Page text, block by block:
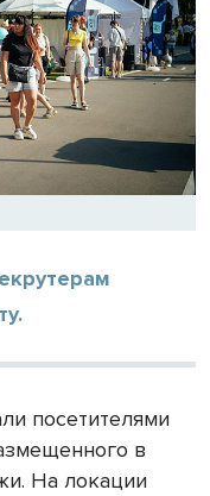
посетителями
в
На локации